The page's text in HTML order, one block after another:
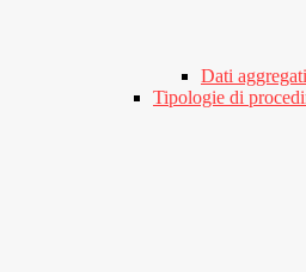
Dati
Tipologie di